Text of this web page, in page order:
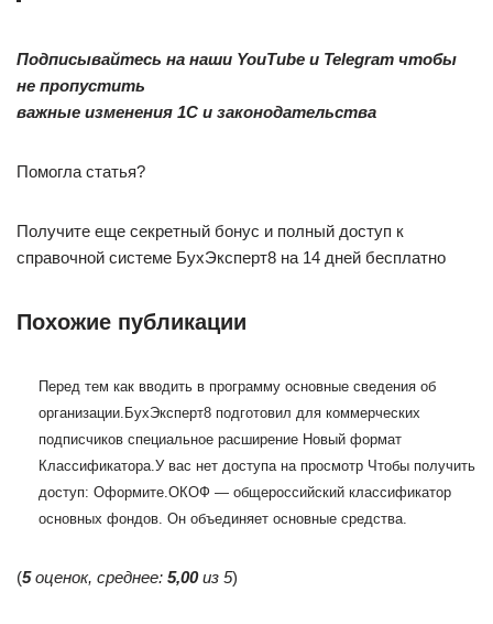
Подписывайтесь на наши YouTube и Telegram чтобы
не пропустить
важные изменения 1С и законодательства
Помогла статья?
Получите еще секретный бонус и полный доступ к
справочной системе БухЭксперт8 на 14 дней бесплатно
Похожие публикации
Перед тем как вводить в программу основные сведения об
организации. БухЭксперт8 подготовил для коммерческих
подписчиков специальное расширение Новый формат
Классификатора. У вас нет доступа на просмотр Чтобы получить
доступ: Оформите. ОКОФ — общероссийский классификатор
основных фондов. Он объединяет основные средства.
(5оценок, среднее: 5,00из 5)